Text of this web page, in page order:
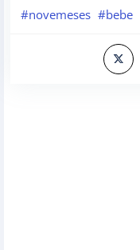
#novemeses #bebe